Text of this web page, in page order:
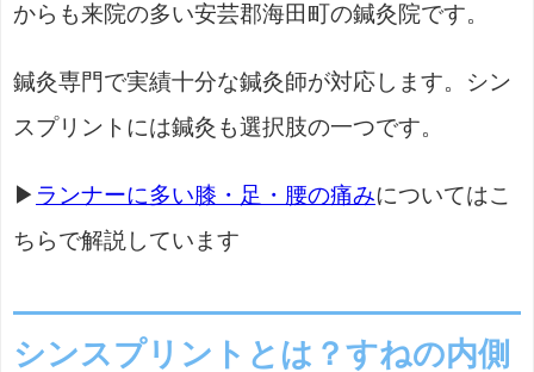
からも来院の多い安芸郡海田町の鍼灸院です。
鍼灸専門で実績十分な鍼灸師が対応します。シン
スプリントには鍼灸も選択肢の一つです。
▶ ランナーに多い膝・足・腰の痛みについてはこ
ちらで解説しています
シンスプリントとは？すねの内側